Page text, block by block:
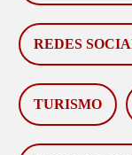
REDES
TURISMO